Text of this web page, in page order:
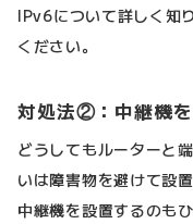
IPv6について詳しく知
ください。
対処法②：中継機
どうしてもルーターと
いは障害物を避けて設
中継機を設置するのも